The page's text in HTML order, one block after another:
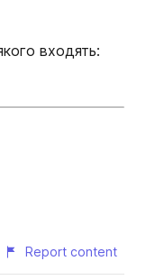
входять:
Report content